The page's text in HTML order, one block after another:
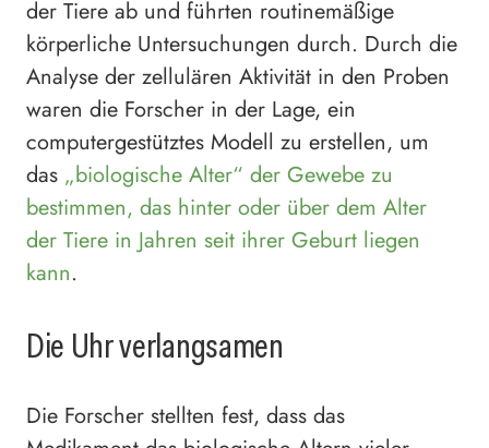
der Tiere ab und führten routinemäßige
körperliche Untersuchungen durch. Durch die
Analyse der zellulären Aktivität in den Proben
waren die Forscher in der Lage, ein
computergestütztes Modell zu erstellen, um
das „biologische Alter“ der Gewebe zu
bestimmen, das hinter oder über dem Alter
der Tiere in Jahren seit ihrer Geburt liegen
kann.
Die Uhr verlangsamen
Die Forscher stellten fest, dass das